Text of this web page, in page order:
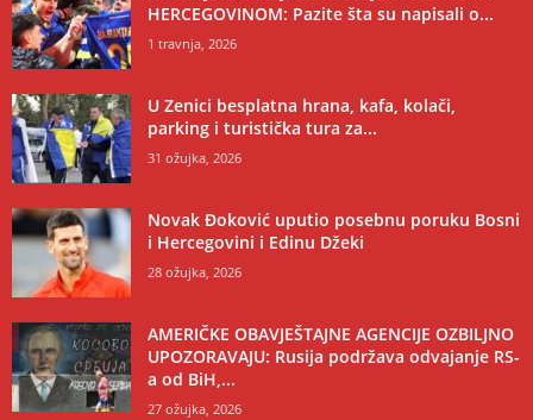
HERCEGOVINOM: Pazite šta su napisali o...
1 travnja, 2026
U Zenici besplatna hrana, kafa, kolači,
parking i turistička tura za...
31 ožujka, 2026
Novak Đoković uputio posebnu poruku Bosni
i Hercegovini i Edinu Džeki
28 ožujka, 2026
AMERIČKE OBAVJEŠTAJNE AGENCIJE OZBILJNO
UPOZORAVAJU: Rusija podržava odvajanje RS-
a od BiH,...
27 ožujka, 2026